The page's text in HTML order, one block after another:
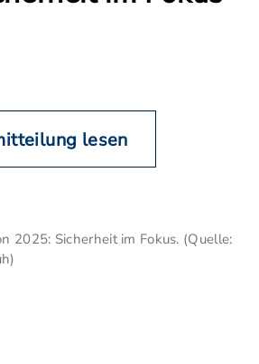
lesen
2025: Sicherheit im Fokus. (Quelle: